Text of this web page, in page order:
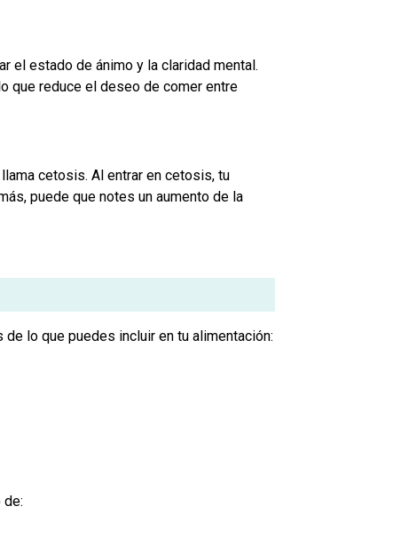
el estado de ánimo y la claridad mental.
que reduce el deseo de comer entre
cetosis. Al entrar en cetosis, tu
puede que notes un aumento de la
lo que puedes incluir en tu alimentación:
de: